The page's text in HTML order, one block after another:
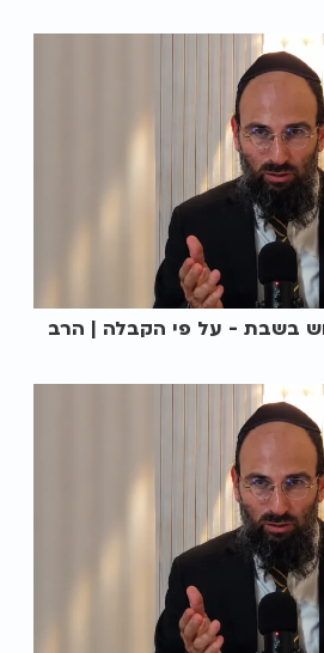
בשבת - על פי הקבלה | הרב